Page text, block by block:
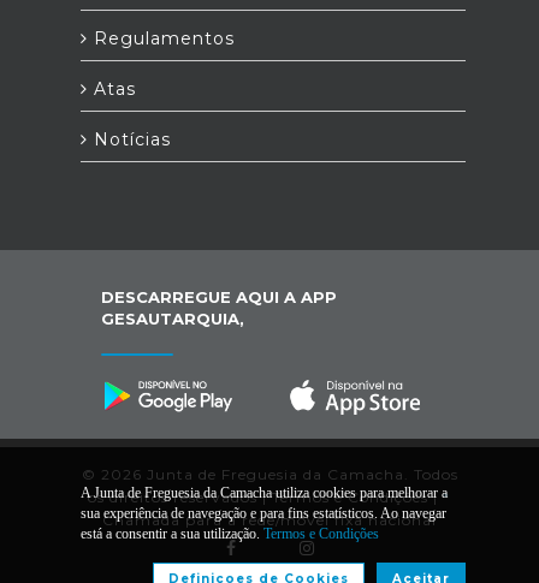
Regulamentos
Atas
Notícias
DESCARREGUE AQUI A APP
GESAUTARQUIA,
© 2026 Junta de Freguesia da Camacha. Todos
os direitos reservados |Termos e Condições|*
Chamada para a rede/móvel fixa nacional
A Junta de Freguesia da Camacha utiliza cookies para melhorar a
sua experiência de navegação e para fins estatísticos. Ao navegar
está a consentir a sua utilização. Termos e Condições
Aceitar
Definiçoes de Cookies